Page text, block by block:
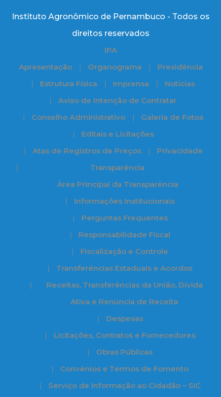
Instituto Agronômico de Pernambuco - Todos os
direitos reservados
IPA
Apresentação
Organograma
Presidência
Estrutura Física
Imprensa
Notícias
Aviso de Intenção de Contratar
Conselho Administrativo
Galeria de Fotos
Editais e Licitações
Atas de Registros de Preços
Privacidade
Transparência
Àrea Principal da Transparência
Informações Institucionais
Perguntas Frequentes
Responsabilidade Fiscal
Fiscalização e Controle
Transferências Estaduais e Acordos
Receitas, Transferências da União, Dívida
Ativa e Renúncia de Receita
Despesas
Licitações, Contratos e Fornecedores
Obras Públicas
Convênios e Termos de Fomento
Serviço de Informação ao Cidadão – SIC